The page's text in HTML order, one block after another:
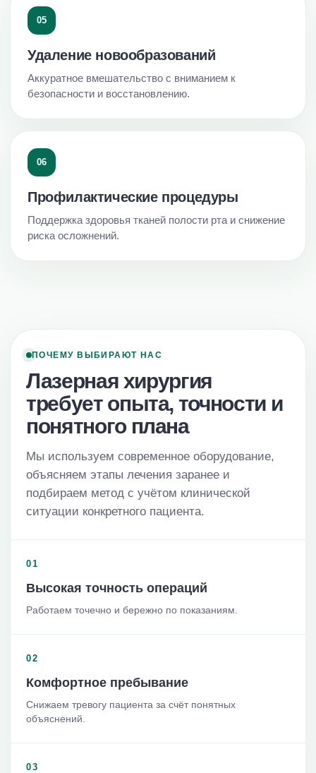
05
Удаление новообразований
Аккуратное вмешательство с вниманием к
безопасности и восстановлению.
06
Профилактические процедуры
Поддержка здоровья тканей полости рта и снижение
риска осложнений.
ПОЧЕМУ ВЫБИРАЮТ НАС
Лазерная хирургия
требует опыта, точности и
понятного плана
Мы используем современное оборудование,
объясняем этапы лечения заранее и
подбираем метод с учётом клинической
ситуации конкретного пациента.
01
Высокая точность операций
Работаем точечно и бережно по показаниям.
02
Комфортное пребывание
Снижаем тревогу пациента за счёт понятных
объяснений.
03